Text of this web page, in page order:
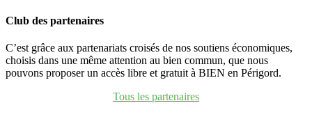
Club des partenaires
C’est grâce aux partenariats croisés de nos soutiens économiques,
choisis dans une même attention au bien commun, que nous
pouvons proposer un accès libre et gratuit à BIEN en Périgord.
Tous les partenaires